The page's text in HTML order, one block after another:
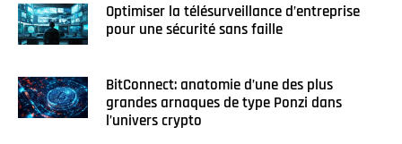
Optimiser la télésurveillance d’entreprise
pour une sécurité sans faille
BitConnect: anatomie d’une des plus
grandes arnaques de type Ponzi dans
l’univers crypto